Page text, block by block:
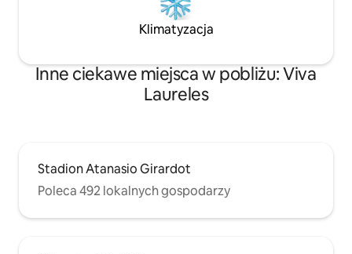
Klimatyzacja
Inne ciekawe miejsca w pobliżu: Viva
Laureles
Stadion Atanasio Girardot
Poleca 492 lokalnych gospodarzy